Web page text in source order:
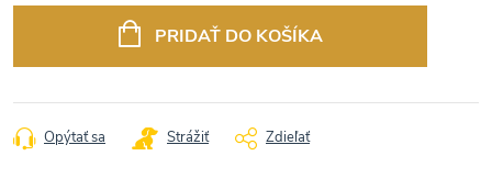
PRIDAŤ DO KOŠÍKA
Opýtať sa Strážiť Zdieľať